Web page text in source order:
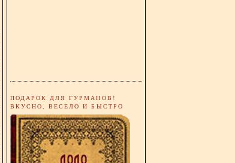
ПОДАРОК ДЛЯ ГУРМАНОВ!
ВКУСНО, ВЕСЕЛО И БЫСТРО